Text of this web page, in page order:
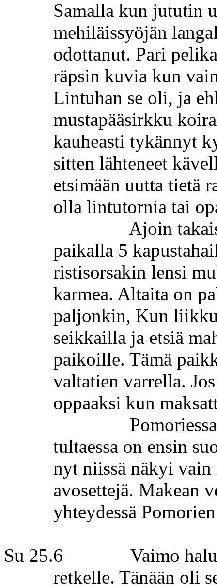
Samalla kun jututin
mehiläissyöjän
odottanut. Pari
räpsin kuvia kun
Lintuhan se oli, ja
mustapääsirkku
kauheasti tykännyt
sitten lähteneet
etsimään uutta tietä
olla lintutornia tai
Ajoin
paikalla 5
ristisorsakin lensi
karmea. Altaita on
paljonkin, Kun
seikkailla ja etsiä
paikoille. Tämä
valtatien varrella.
oppaaksi kun
Pomoriessa
tultaessa on ensin
nyt niissä näkyi
avosettejä. Makean
yhteydessä Pomorien
Su 25.6
Vaimo
retkelle. Tänään oli